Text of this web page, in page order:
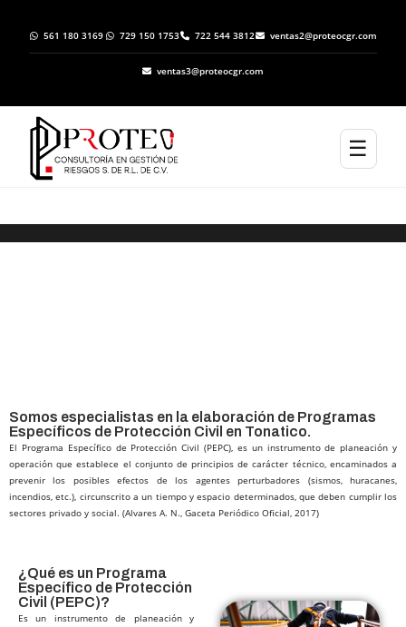
561 180 3169 729 150 1753 722 544 3812 ventas2@proteocgr.com
ventas3@proteocgr.com
☰
Somos especialistas en la elaboración de Programas
Específicos de Protección Civil en Tonatico.
El Programa Específico de Protección Civil (PEPC), es un instrumento de planeación y
operación que establece el conjunto de principios de carácter técnico, encaminados a
prevenir los posibles efectos de los agentes perturbadores (sismos, huracanes,
incendios, etc.), circunscrito a un tiempo y espacio determinados, que deben cumplir los
sectores privado y social. (Alvares A. N., Gaceta Periódico Oficial, 2017)
¿Qué es un Programa
Específico de Protección
Civil (PEPC)?​
Es un instrumento de planeación y